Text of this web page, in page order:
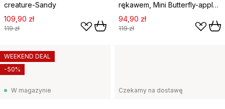
creature-Sandy
109,90 zł
119 zł
rękawem, Mini Butterfly-apple
blossom
94,90 zł
119 zł
W magazynie
WEEKEND DEAL
-50%
Czekamy na dostawę